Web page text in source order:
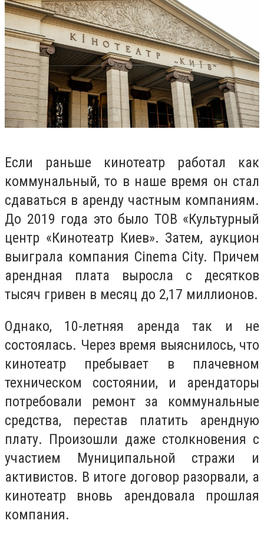
Если раньше кинотеатр работал как
коммунальный, то в наше время он стал
сдаваться в аренду частным компаниям.
До 2019 года это было ТОВ «Культурный
центр «Кинотеатр Киев». Затем, аукцион
выиграла компания Cinema City. Причем
арендная плата выросла с десятков
тысяч гривен в месяц до 2,17 миллионов.
Однако, 10-летняя аренда так и не
состоялась. Через время выяснилось, что
кинотеатр пребывает в плачевном
техническом состоянии, и арендаторы
потребовали ремонт за коммунальные
средства, перестав платить арендную
плату. Произошли даже столкновения с
участием Муниципальной стражи и
активистов. В итоге договор разорвали, а
кинотеатр вновь арендовала прошлая
компания.